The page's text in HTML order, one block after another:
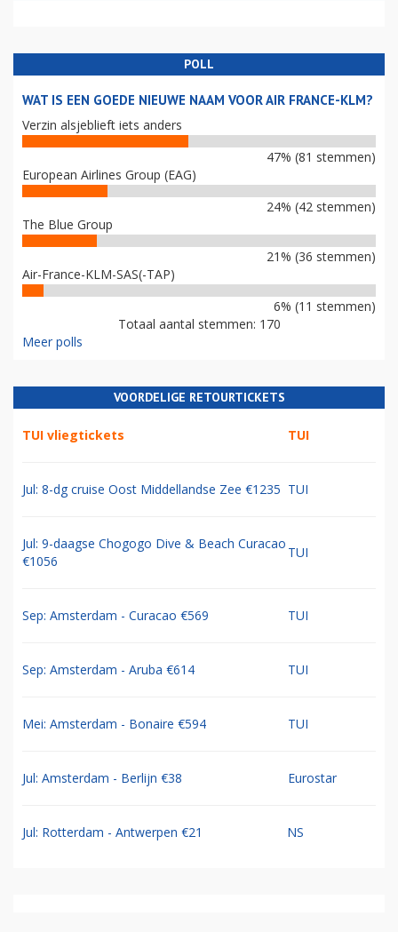
POLL
WAT IS EEN GOEDE NIEUWE NAAM VOOR AIR FRANCE-KLM?
Verzin alsjeblieft iets anders
47% (81 stemmen)
European Airlines Group (EAG)
24% (42 stemmen)
The Blue Group
21% (36 stemmen)
Air-France-KLM-SAS(-TAP)
6% (11 stemmen)
Totaal aantal stemmen: 170
Meer polls
VOORDELIGE RETOURTICKETS
TUI vliegtickets TUI
Jul: 8-dg cruise Oost Middellandse Zee €1235 TUI
Jul: 9-daagse Chogogo Dive & Beach Curacao
€1056
TUI
Sep: Amsterdam - Curacao €569 TUI
Sep: Amsterdam - Aruba €614 TUI
Mei: Amsterdam - Bonaire €594 TUI
Jul: Amsterdam - Berlijn €38 Eurostar
Jul: Rotterdam - Antwerpen €21 NS